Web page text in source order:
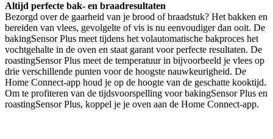
Altijd perfecte bak- en braadresultaten
Bezorgd over de gaarheid van je brood of braadstuk? Het bakken en
bereiden van vlees, gevolgelte of vis is nu eenvoudiger dan ooit. De
bakingSensor Plus meet tijdens het volautomatische bakproces het
vochtgehalte in de oven en staat garant voor perfecte resultaten. De
roastingSensor Plus meet de temperatuur in bijvoorbeeld je vlees op
drie verschillende punten voor de hoogste nauwkeurigheid. De
Home Connect-app houd je op de hoogte van de geschatte kooktijd.
Om te profiteren van de tijdsvoorspelling voor bakingSensor Plus en
roastingSensor Plus, koppel je je oven aan de Home Connect-app.